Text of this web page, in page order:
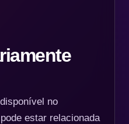
no
estar relacionada